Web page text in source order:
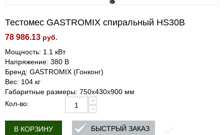
Тестомес GASTROMIX спиральный HS30В
78 986.13 руб.
Мощность: 1.1 кВт
Напряжение: 380 В
Бренд: GASTROMIX (Гонконг)
Вес: 104 кг
Габаритные размеры: 750х430х900 мм
Кол-во:
+
−
В КОРЗИНУ БЫСТРЫЙ ЗАКАЗ